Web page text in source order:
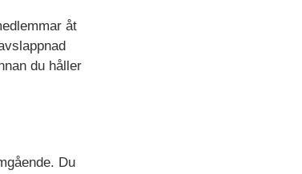
åt
du håller
Du